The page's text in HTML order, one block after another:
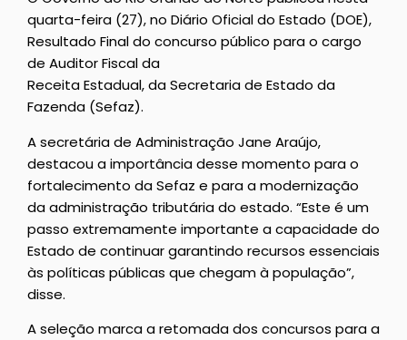
quarta-feira (27), no Diário Oficial do Estado (DOE),
Resultado Final do concurso público para o cargo
de Auditor Fiscal da
Receita Estadual, da Secretaria de Estado da
Fazenda (Sefaz).
A secretária de Administração Jane Araújo,
destacou a importância desse momento para o
fortalecimento da Sefaz e para a modernização
da administração tributária do estado. “Este é um
passo extremamente importante a capacidade do
Estado de continuar garantindo recursos essenciais
às políticas públicas que chegam à população”,
disse.
A seleção marca a retomada dos concursos para a